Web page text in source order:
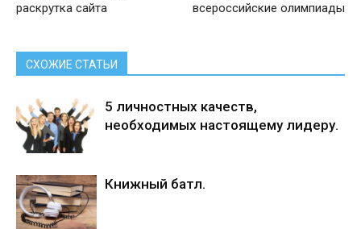
раскрутка сайта
всероссийские олимпиады
СХОЖИЕ СТАТЬИ
5 личностных качеств,
необходимых настоящему лидеру.
Книжный батл.